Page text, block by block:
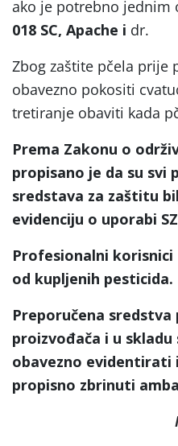
ako je potrebno jednim
018 SC, Apache i dr.
Zbog zaštite pčela prije
obavezno pokositi
tretiranje obaviti kada
Prema Zakonu o
propisano je da su svi
sredstava za zaštitu
evidenciju o uporabi
Profesionalni
od kupljenih pesticida.
Preporučena
proizvođača i u skladu
obavezno
propisno zbrinuti